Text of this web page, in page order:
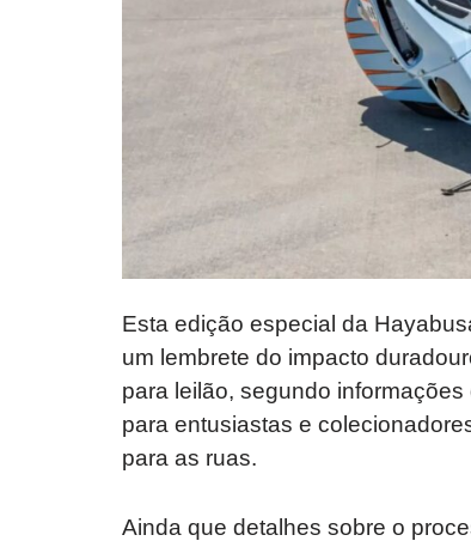
Esta edição especial da
um lembrete do impacto
para leilão, segundo
para entusiastas e
para as ruas.
Ainda que detalhes sobre o